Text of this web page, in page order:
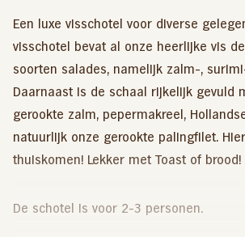
Een luxe visschotel voor diverse
visschotel bevat al onze heerlijke vis
soorten salades, namelijk zalm-,
Daarnaast is de schaal rijkelijk gevuld
gerookte zalm, pepermakreel,
natuurlijk onze gerookte palingfilet.
thuiskomen! Lekker met Toast of brood!
De schotel is voor 2-3 personen.